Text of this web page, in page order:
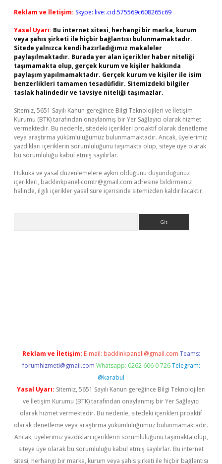
Reklam ve İletişim: Skype: live:.cid.575569c608265c69
Yasal Uyarı: Bu internet sitesi, herhangi bir marka, kurum
veya şahıs şirketi ile hiçbir bağlantısı bulunmamaktadır.
Sitede yalnızca kendi hazırladığımız makaleler
paylaşılmaktadır. Burada yer alan içerikler haber niteliği
taşımamakta olup, gerçek kurum ve kişiler hakkında
paylaşım yapılmamaktadır. Gerçek kurum ve kişiler ile isim
benzerlikleri tamamen tesadüfidir. Sitemizdeki bilgiler
taslak halindedir ve tavsiye niteliği taşımazlar.
Sitemiz, 5651 Sayılı Kanun gereğince Bilgi Teknolojileri ve İletişim
Kurumu (BTK) tarafından onaylanmış bir Yer Sağlayıcı olarak hizmet
vermektedir. Bu nedenle, sitedeki içerikleri proaktif olarak denetleme
veya araştırma yükümlülüğümüz bulunmamaktadır. Ancak, üyelerimiz
yazdıkları içeriklerin sorumluluğunu taşımakta olup, siteye üye olarak
bu sorumluluğu kabul etmiş sayılırlar.
Hukuka ve yasal düzenlemelere aykırı olduğunu düşündüğünüz
içerikleri, backlinkpanelicomtr@gmail.com adresine bildirmeniz
halinde, ilgili içerikler yasal süre içerisinde sitemizden kaldırılacaktır.
Reklam ve İletişim: E-mail: backlinkpaneli@gmail.com Teams:
forumhizmeti@gmail.com Whatsapp: 0262 606 0 726 Telegram:
@karabul
Yasal Uyarı: Sitemiz, 5651 Sayılı Kanun gereğince Bilgi Teknolojileri
ve İletişim Kurumu (BTK) tarafından onaylanmış bir Yer Sağlayıcı
olarak hizmet vermektedir. Bu nedenle, sitedeki içerikleri proaktif
olarak denetleme veya araştırma yükümlülüğümüz bulunmamaktadır.
Ancak, üyelerimiz yazdıkları içeriklerin sorumluluğunu taşımakta olup,
siteye üye olarak bu sorumluluğu kabul etmiş sayılırlar. Bu internet
sitesi, herhangi bir marka, kurum veya şahıs şirketi ile hiçbir bağlantısı